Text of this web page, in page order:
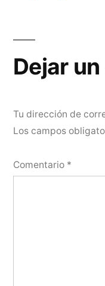
Dejar
Tu dirección de
Los campos
Comentario *